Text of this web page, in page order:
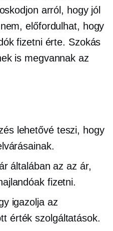
arról, hogy jól
előfordulhat, hogy
fizetni érte. Szokás
is megvannak az
lehetővé teszi, hogy
általában az az ár,
fizetni.
igazolja az
érték szolgáltatások.